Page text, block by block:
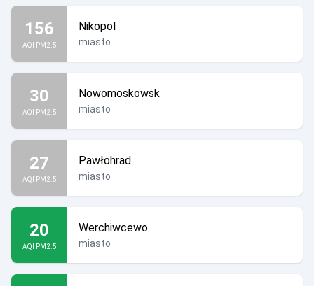
156
AQI PM2.5
Nikopol
miasto
30
AQI PM2.5
Nowomoskowsk
miasto
27
AQI PM2.5
Pawłohrad
miasto
20
AQI PM2.5
Werchiwcewo
miasto